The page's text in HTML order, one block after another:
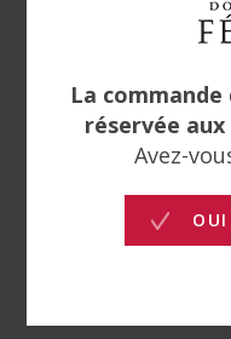
pêche et de
fin apporte du
qu'une finale
vive, pleine